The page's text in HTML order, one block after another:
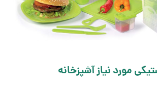
مورد نیاز آشپزخانه